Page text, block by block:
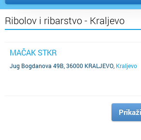
Ribolov i ribarstvo - Kraljevo
MAČAK STKR
Jug Bogdanova 49B, 36000 KRALJEVO Kraljevo